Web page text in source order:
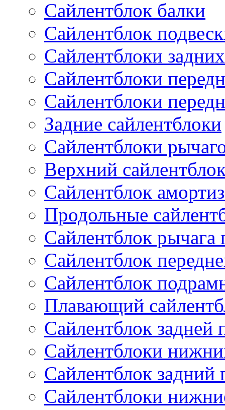
Сайлентблок балки
Сайлентблок
Сайлентблоки
Сайлентблоки
Сайлентблоки
Задние сайлентблоки
Сайлентблоки
Верхний
Сайлентблок
Продольные
Сайлентблок рычага
Сайлентблок
Сайлентблок
Плавающий
Сайлентблок задней
Сайлентблоки
Сайлентблок задний
Сайлентблоки